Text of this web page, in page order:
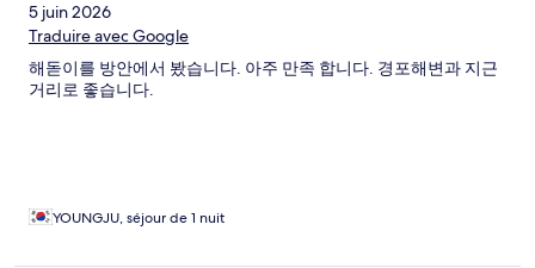
5 juin 2026
Traduire avec Google
해돋이를 방안에서 봤습니다. 아주 만족 합니다. 경포해변과 지근
거리로 좋습니다.
YOUNGJU, séjour de 1 nuit